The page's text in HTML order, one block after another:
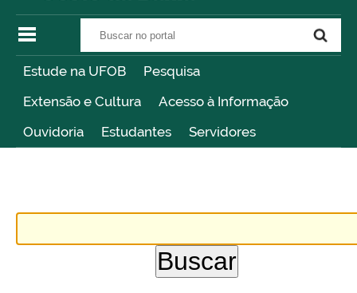
Estude na UFOB
Pesquisa
Extensão e Cultura
Acesso à Informação
Ouvidoria
Estudantes Servidores